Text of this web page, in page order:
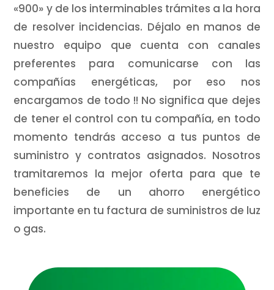
«900» y de los interminables trámites a la hora
de resolver incidencias. Déjalo en manos de
nuestro equipo que cuenta con canales
preferentes para comunicarse con las
compañías energéticas, por eso nos
encargamos de todo !! No significa que dejes
de tener el control con tu compañía, en todo
momento tendrás acceso a tus puntos de
suministro y contratos asignados. Nosotros
tramitaremos la mejor oferta para que te
beneficies de un ahorro energético
importante en tu factura de suministros de luz
o gas.